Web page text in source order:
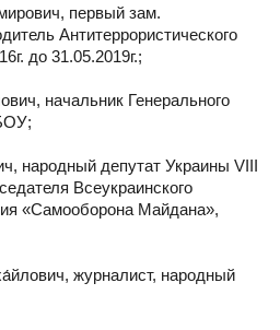
первый зам.
Антитеррористического
до 31.05.2019г.;
начальник Генерального
народный депутат Украины VIII
Всеукраинского
«Самооборона Майдана»,
журналист, народный